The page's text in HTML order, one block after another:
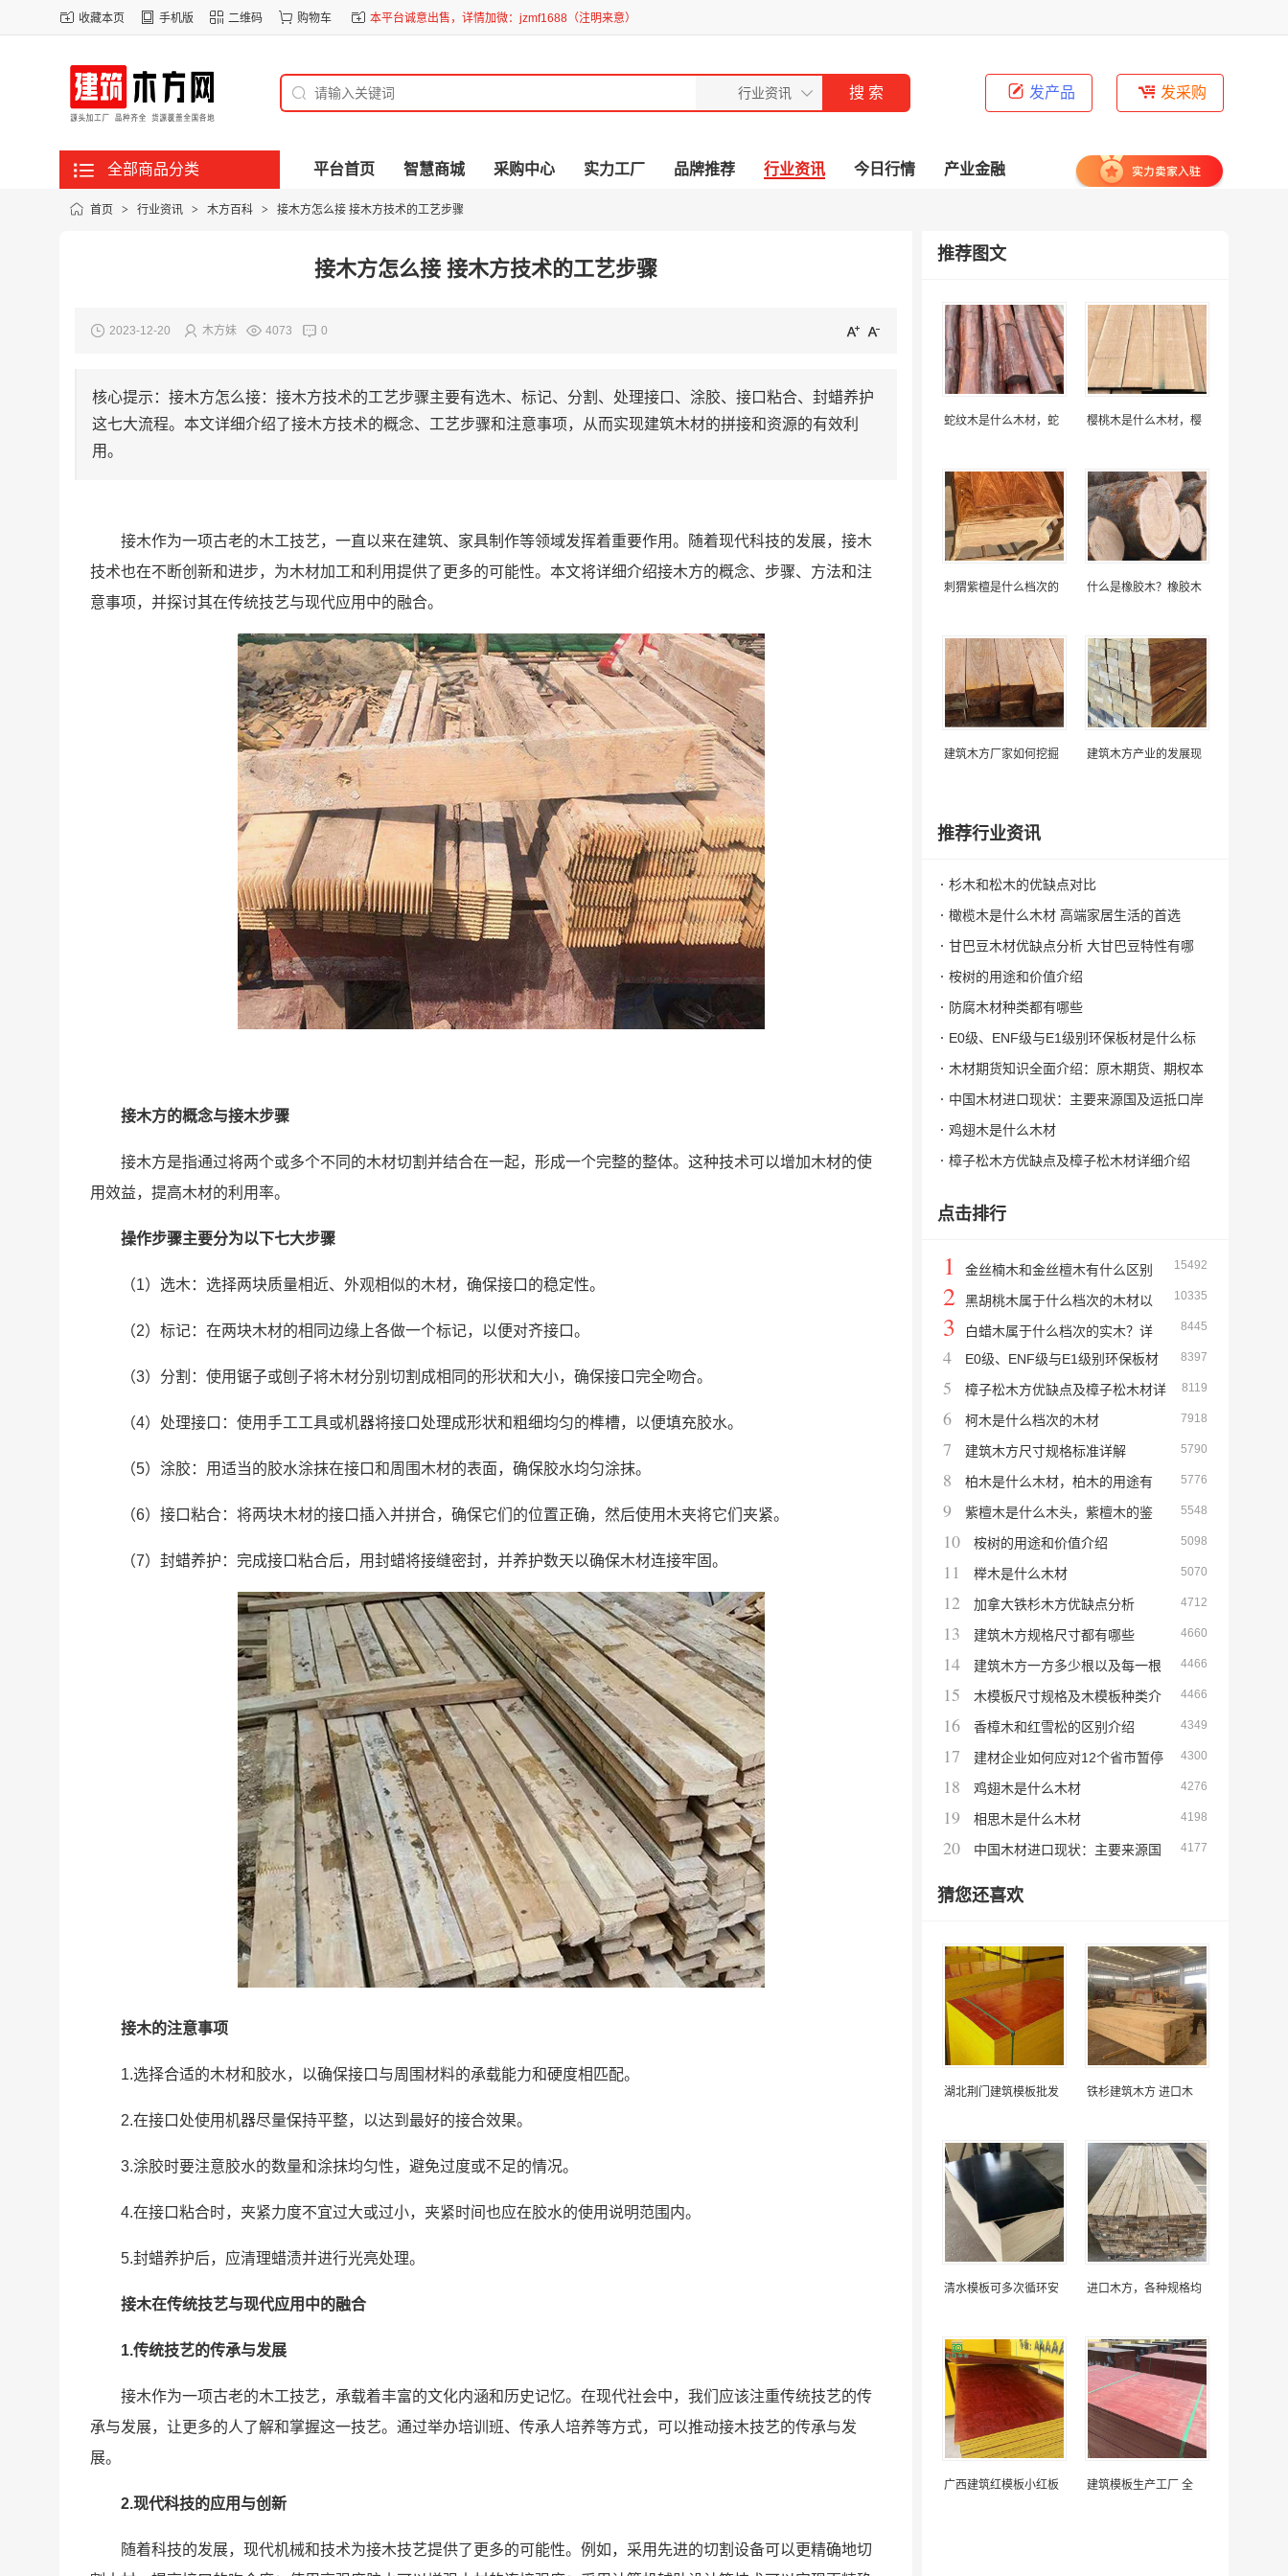
收藏本页 手机版 二维码 购物车 本平台诚意出售，详情加微：jzmf1688（注明来意）
发采购
发产品
全部商品分类 平台首页 智慧商城 采购中心 实力工厂 品牌推荐 行业资讯 今日行情 产业金融
首页 > 行业资讯 > 木方百科 > 接木方怎么接 接木方技术的工艺步骤
接木方怎么接 接木方技术的工艺步骤
2023-12-20 木方妹 4073 0
核心提示：接木方怎么接：接木方技术的工艺步骤主要有选木、标记、分割、处理接口、涂胶、接口粘合、封蜡养护
这七大流程。本文详细介绍了接木方技术的概念、工艺步骤和注意事项，从而实现建筑木材的拼接和资源的有效利
用。
接木作为一项古老的木工技艺，一直以来在建筑、家具制作等领域发挥着重要作用。随着现代科技的发展，接木
技术也在不断创新和进步，为木材加工和利用提供了更多的可能性。本文将详细介绍接木方的概念、步骤、方法和注
意事项，并探讨其在传统技艺与现代应用中的融合。
接木方的概念与接木步骤
接木方是指通过将两个或多个不同的木材切割并结合在一起，形成一个完整的整体。这种技术可以增加木材的使
用效益，提高木材的利用率。
操作步骤主要分为以下七大步骤
（1）选木：选择两块质量相近、外观相似的木材，确保接口的稳定性。
（2）标记：在两块木材的相同边缘上各做一个标记，以便对齐接口。
（3）分割：使用锯子或刨子将木材分别切割成相同的形状和大小，确保接口完全吻合。
（4）处理接口：使用手工工具或机器将接口处理成形状和粗细均匀的榫槽，以便填充胶水。
（5）涂胶：用适当的胶水涂抹在接口和周围木材的表面，确保胶水均匀涂抹。
（6）接口粘合：将两块木材的接口插入并拼合，确保它们的位置正确，然后使用木夹将它们夹紧。
（7）封蜡养护：完成接口粘合后，用封蜡将接缝密封，并养护数天以确保木材连接牢固。
接木的注意事项
1.选择合适的木材和胶水，以确保接口与周围材料的承载能力和硬度相匹配。
2.在接口处使用机器尽量保持平整，以达到最好的接合效果。
3.涂胶时要注意胶水的数量和涂抹均匀性，避免过度或不足的情况。
4.在接口粘合时，夹紧力度不宜过大或过小，夹紧时间也应在胶水的使用说明范围内。
5.封蜡养护后，应清理蜡渍并进行光亮处理。
接木在传统技艺与现代应用中的融合
1.传统技艺的传承与发展
接木作为一项古老的木工技艺，承载着丰富的文化内涵和历史记忆。在现代社会中，我们应该注重传统技艺的传
承与发展，让更多的人了解和掌握这一技艺。通过举办培训班、传承人培养等方式，可以推动接木技艺的传承与发
展。
2.现代科技的应用与创新
随着科技的发展，现代机械和技术为接木技艺提供了更多的可能性。例如，采用先进的切割设备可以更精确地切
推荐图文
蛇纹木是什么木材，蛇 樱桃木是什么木材，樱
刺猬紫檀是什么档次的 什么是橡胶木？橡胶木
建筑木方厂家如何挖掘 建筑木方产业的发展现
推荐行业资讯
杉木和松木的优缺点对比
橄榄木是什么木材 高端家居生活的首选
甘巴豆木材优缺点分析 大甘巴豆特性有哪
些
桉树的用途和价值介绍
防腐木材种类都有哪些
E0级、ENF级与E1级别环保板材是什么标
准，它们的甲醛释放量是多少？
木材期货知识全面介绍：原木期货、期权本
月即将上市，您准备好了吗？
中国木材进口现状：主要来源国及运抵口岸
港口情况分析
鸡翅木是什么木材
樟子松木方优缺点及樟子松木材详细介绍
点击排行
15492
1 金丝楠木和金丝檀木有什么区别
10335
2
黑胡桃木属于什么档次的木材以
及北美黑胡桃木优缺点介绍
8445
3
白蜡木属于什么档次的实木？详
解白蜡木的优缺点
8397
4
E0级、ENF级与E1级别环保板材
是什么标准，它们的甲醛释放量是多少？8119
5
樟子松木方优缺点及樟子松木材详
细介绍
7918
6 柯木是什么档次的木材
5790
7 建筑木方尺寸规格标准详解
5776
8
柏木是什么木材，柏木的用途有
哪些
5548
9
紫檀木是什么木头，紫檀木的鉴
别方法
5098
10 桉树的用途和价值介绍
5070
11 榉木是什么木材
4712
12 加拿大铁杉木方优缺点分析
4660
13 建筑木方规格尺寸都有哪些
4466
14
建筑木方一方多少根以及每一根
多少钱的计算教程
4466
15
木模板尺寸规格及木模板种类介
绍
4349
16 香樟木和红雪松的区别介绍
4300
17
建材企业如何应对12个省市暂停
新增大型基建项目
4276
18 鸡翅木是什么木材
4198
19 相思木是什么木材
4177
20
中国木材进口现状：主要来源国
猜您还喜欢
湖北荆门建筑模板批发 铁杉建筑木方 进口木
清水模板可多次循环安 进口木方，各种规格均
广西建筑红模板小红板 建筑模板生产工厂 全